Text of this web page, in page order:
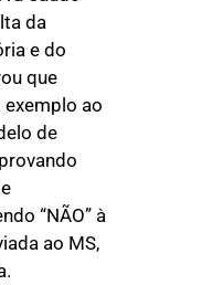
da
e do
que
exemplo ao
de
“NÃO” à
ao MS,